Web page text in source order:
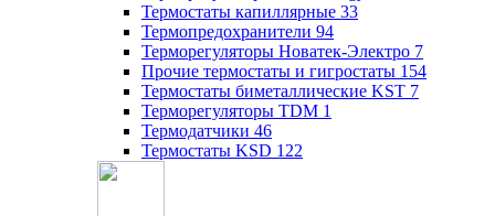
Термостаты капиллярные 33
Термопредохранители 94
Терморегуляторы Новатек-Электро 7
Прочие термостаты и гигростаты 154
Термостаты биметаллические KST 7
Терморегуляторы TDM 1
Термодатчики 46
Термостаты KSD 122